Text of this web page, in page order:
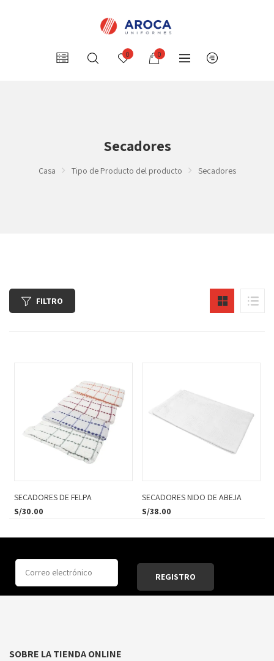
0 0
Secadores
Casa Tipo de Producto del producto Secadores
FILTRO
SECADORES DE FELPA
S/30.00
SECADORES NIDO DE ABEJA
S/38.00
SOBRE LA TIENDA ONLINE